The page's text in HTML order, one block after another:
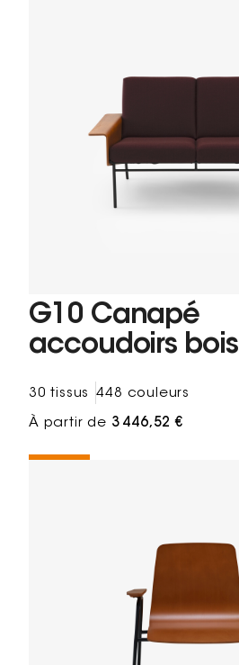
G10 Canapé
accoudoirs bois
30 tissus 448 couleurs
À partir de 3 446,52 €